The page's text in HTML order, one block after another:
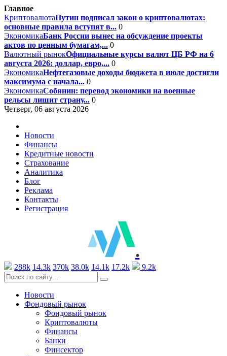
Главное
КриптовалютаПутин подписал закон о криптовалютах:
основные правила вступят в... 0
ЭкономикаБанк России вынес на обсуждение проекты
актов по ценным бумагам,... 0
Валютный рынокОфициальные курсы валют ЦБ РФ на 6
августа 2026: доллар, евро,... 0
ЭкономикаНефтегазовые доходы бюджета в июле достигли
максимума с начала... 0
ЭкономикаСобянин: перевод экономики на военные
рельсы лишит страну... 0
Четверг, 06 августа 2026
Новости
Финансы
Кредитные новости
Страхование
Аналитика
Блог
Реклама
Контакты
Регистрация
.
288k 14.3k 370k 38.0k 14.1k 17.2k 9.2k
Новости
Фондовый рынок
Фондовый рынок
Криптовалюты
Финансы
Банки
Финсектор